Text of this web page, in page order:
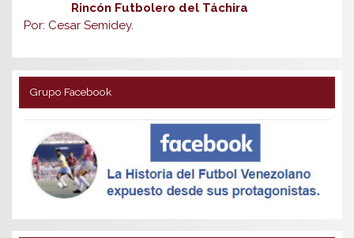
Rincón Futbolero del Táchira
Por: Cesar Semidey.
Grupo Facebook